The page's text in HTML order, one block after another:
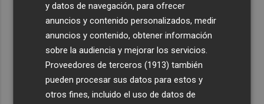
y datos de navegación, para ofrecer
anuncios y contenido personalizados, medir
anuncios y contenido, obtener información
sobre la audiencia y mejorar los servicios.
Proveedores de terceros (1913) también
pueden procesar sus datos para estos y
otros fines, incluido el uso de datos de